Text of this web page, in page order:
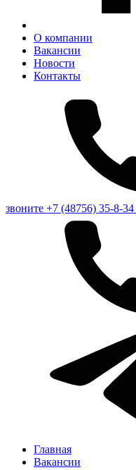
О компании
Вакансии
Новости
Контакты
звоните +7 (48756) 35-8-34
Главная
Вакансии